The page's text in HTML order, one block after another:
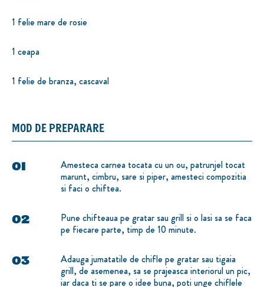
1 felie mare de rosie
1 ceapa
1 felie de branza, cascaval
MOD DE PREPARARE
Amesteca carnea tocata cu un ou, patrunjel tocat
marunt, cimbru, sare si piper, amesteci compozitia
si faci o chiftea.
Pune chifteaua pe gratar sau grill si o lasi sa se faca
pe fiecare parte, timp de 10 minute.
Adauga jumatatile de chifle pe gratar sau tigaia
grill, de asemenea, sa se prajeasca interiorul un pic,
iar daca ti se pare o idee buna, poti unge chiflele